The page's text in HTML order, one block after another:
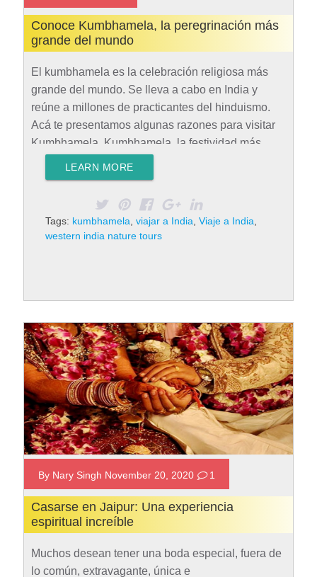
Conoce Kumbhamela, la peregrinación más
grande del mundo
El kumbhamela es la celebración religiosa más
grande del mundo. Se lleva a cabo en India y
reúne a millones de practicantes del hinduismo.
Acá te presentamos algunas razones para visitar
Kumbhamela. Kumbhamela, la festividad más
caracteriza por ser una religión muy colorida, en la
leyendas y mitos. Sin embargo, existe una de ellas
que resalta por su increíble devoción y asistencia
del…Rad More
LEARN MORE
Tags: kumbhamela viajar a India Viaje a India
western india nature tours
By Nary Singh November 20, 2020 1
Casarse en Jaipur: Una experiencia
espiritual increíble
Muchos desean tener una boda especial, fuera de
lo común, extravagante, única e